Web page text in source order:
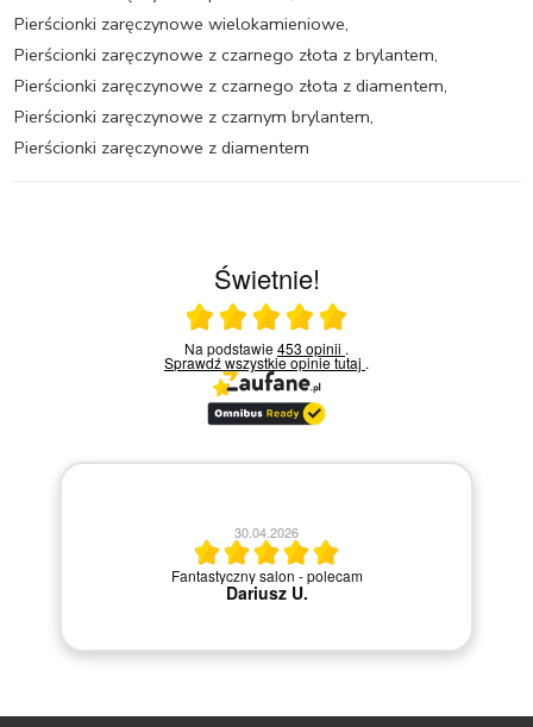
Pierścionki zaręczynowe wielokamieniowe,
Pierścionki zaręczynowe z czarnego złota z brylantem,
Pierścionki zaręczynowe z czarnego złota z diamentem,
Pierścionki zaręczynowe z czarnym brylantem,
Pierścionki zaręczynowe z diamentem
Świetnie!
Ocena średnia 5 na 5
Na podstawie453 opinii .
Sprawdź wszystkie opinietutaj .